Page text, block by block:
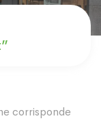
corrisponde